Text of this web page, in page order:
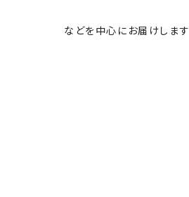
などを中心にお届けしま